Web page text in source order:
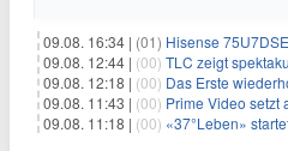
09.08. 16:34 | (01) Hisense 75U7DSE 75
09.08. 12:44 | (00) TLC zeigt spektakuläre
09.08. 12:18 | (00) Das Erste
09.08. 11:43 | (00) Prime Video setzt
09.08. 11:18 | (00) «37°Leben» startet